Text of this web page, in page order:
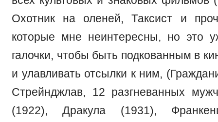
Охотник на оленей, Таксист и
которые мне неинтересны, но это
галочки, чтобы быть подкованным в
и улавливать отсылки к ним,
Стрейнджлав, 12 разгневанных
(1922), Дракула (1931),